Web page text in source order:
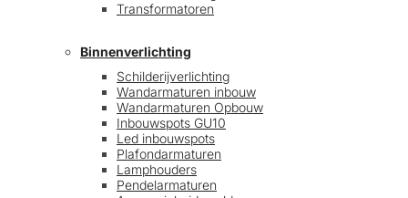
Transformatoren
Binnenverlichting
Schilderijverlichting
Wandarmaturen inbouw
Wandarmaturen Opbouw
Inbouwspots GU10
Led inbouwspots
Plafondarmaturen
Lamphouders
Pendelarmaturen